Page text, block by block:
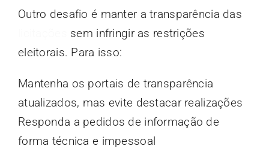
Outro desafio é manter a transparência das
sem infringir as restrições
eleitorais. Para isso:
Mantenha os portais de transparência
atualizados, mas evite destacar realizações
Responda a pedidos de informação de
forma técnica e impessoal